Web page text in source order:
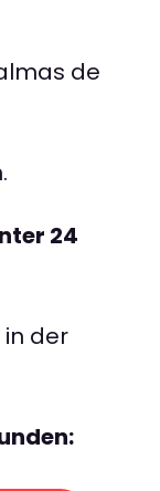
de
24
in der